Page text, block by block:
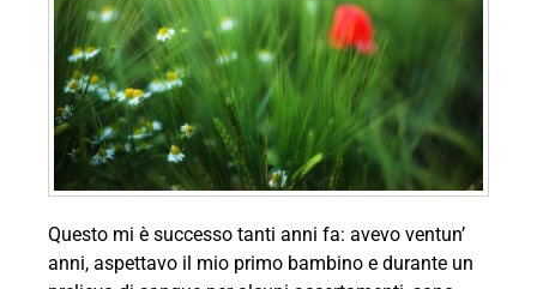
Questo mi è successo tanti anni fa: avevo ventun’
anni, aspettavo il mio primo bambino e durante un